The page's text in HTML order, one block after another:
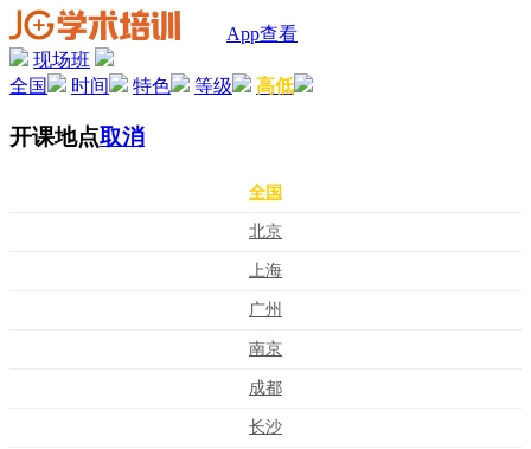
App查看
现场班
全国
时间 特色 等级 高低
开课地点取消
全国
北京
上海
广州
南京
成都
长沙